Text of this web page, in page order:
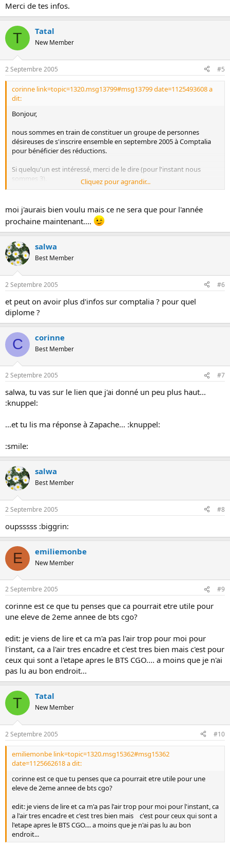
Merci de tes infos.
T Tatal
New Member
2 Septembre 2005 #5
corinne link=topic=1320.msg13799#msg13799 date=1125493608 a
dit:
Bonjour,
nous sommes en train de constituer un groupe de personnes
désireuses de s'inscrire ensemble en septembre 2005 à Comptalia
pour bénéficier des réductions.
Si quelqu'un est intéressé, merci de le dire (pour l'instant nous
sommes 3).
Cliquez pour agrandir...
moi j'aurais bien voulu mais ce ne sera que pour l'année
prochaine maintenant....
salwa
Best Member
2 Septembre 2005 #6
et peut on avoir plus d'infos sur comptalia ? pour quel
diplome ?
C corinne
Best Member
2 Septembre 2005 #7
salwa, tu vas sur le lien que j'ai donné un peu plus haut...
:knuppel:
...et tu lis ma réponse à Zapache... :knuppel:
:smile:
salwa
Best Member
2 Septembre 2005 #8
oupsssss :biggrin:
E emiliemonbe
New Member
2 Septembre 2005 #9
corinne est ce que tu penses que ca pourrait etre utile pour
une eleve de 2eme annee de bts cgo?
edit: je viens de lire et ca m'a pas l'air trop pour moi pour
l'instant, ca a l'air tres encadre et c'est tres bien mais c'est pour
ceux qui sont a l'etape apres le BTS CGO.... a moins que je n'ai
pas lu au bon endroit...
T Tatal
New Member
2 Septembre 2005 #10
emiliemonbe link=topic=1320.msg15362#msg15362
date=1125662618 a dit:
corinne est ce que tu penses que ca pourrait etre utile pour une
eleve de 2eme annee de bts cgo?
edit: je viens de lire et ca m'a pas l'air trop pour moi pour l'instant, ca
a l'air tres encadre et c'est tres bien mais c'est pour ceux qui sont a
l'etape apres le BTS CGO.... a moins que je n'ai pas lu au bon
endroit...